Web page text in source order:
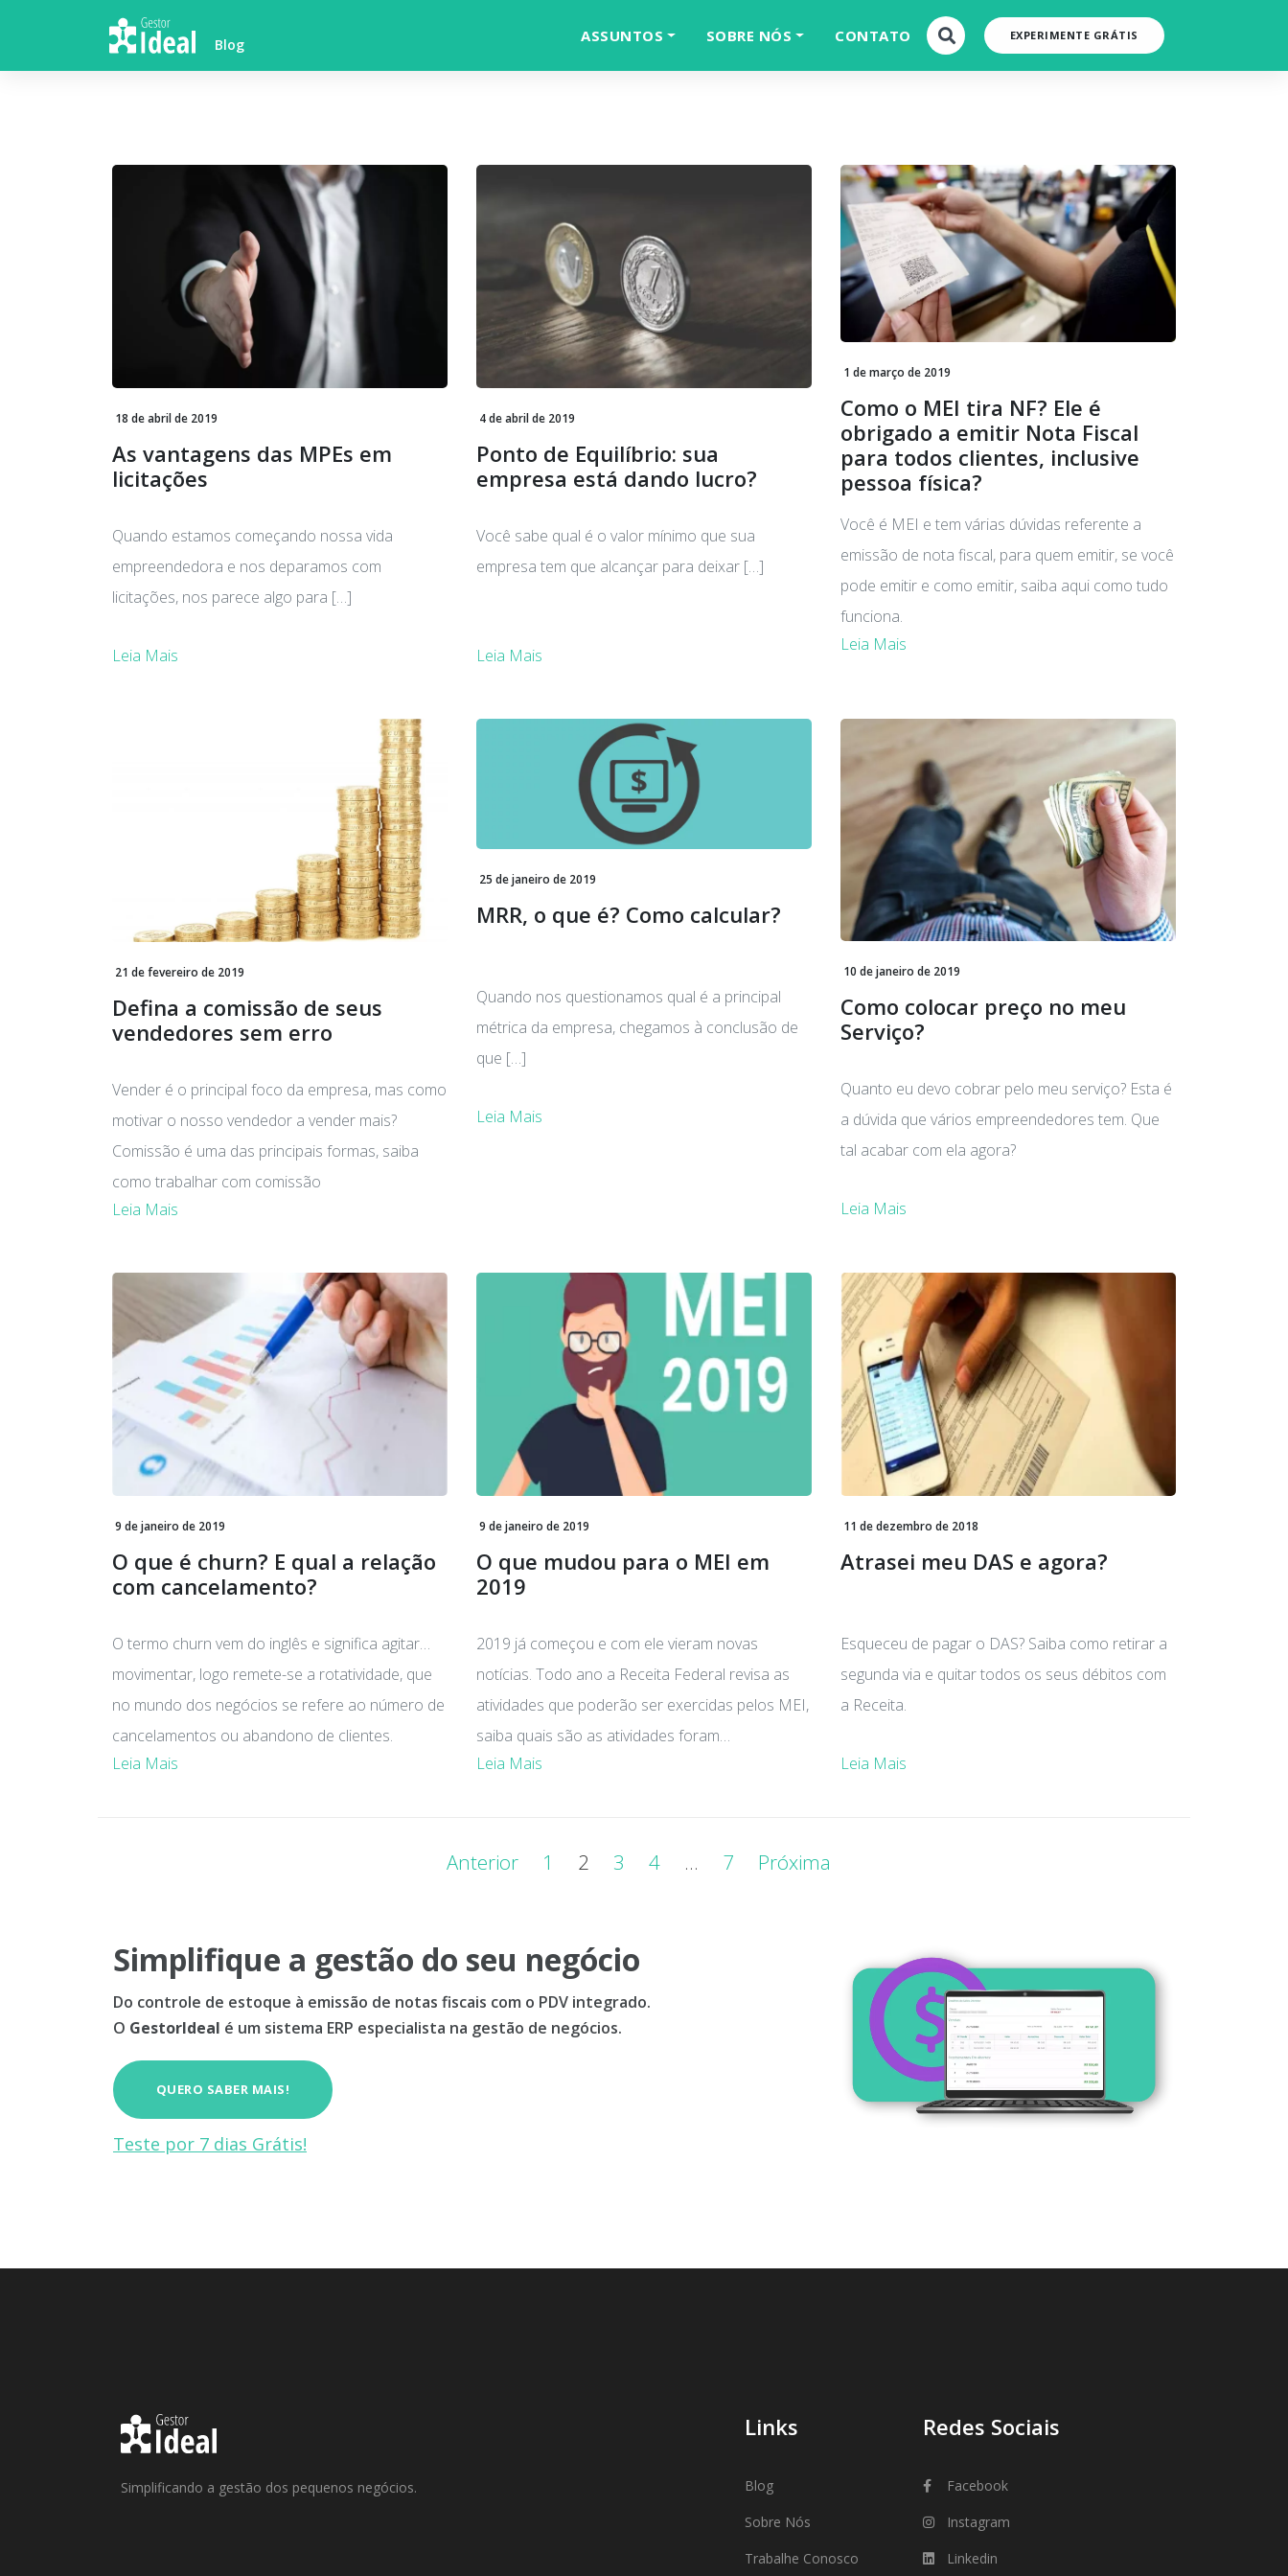
content
Blog ASSUNTOS SOBRE NÓS CONTATO EXPERIMENTE GRÁTIS
18 de abril de 2019
As vantagens das MPEs em
licitações
Quando estamos começando nossa vida
empreendedora e nos deparamos com
licitações, nos parece algo para […]
Leia Mais
4 de abril de 2019
Ponto de Equilíbrio: sua
empresa está dando lucro?
Você sabe qual é o valor mínimo que sua
empresa tem que alcançar para deixar […]
Leia Mais
1 de março de 2019
Como o MEI tira NF? Ele é
obrigado a emitir Nota Fiscal
para todos clientes, inclusive
pessoa física?
Você é MEI e tem várias dúvidas referente a
emissão de nota fiscal, para quem emitir, se você
pode emitir e como emitir, saiba aqui como tudo
funciona.
Leia Mais
21 de fevereiro de 2019
Defina a comissão de seus
vendedores sem erro
Vender é o principal foco da empresa, mas como
motivar o nosso vendedor a vender mais?
Comissão é uma das principais formas, saiba
como trabalhar com comissão
Leia Mais
25 de janeiro de 2019
MRR, o que é? Como calcular?
Quando nos questionamos qual é a principal
métrica da empresa, chegamos à conclusão de
que […]
Leia Mais
10 de janeiro de 2019
Como colocar preço no meu
Serviço?
Quanto eu devo cobrar pelo meu serviço? Esta é
a dúvida que vários empreendedores tem. Que
tal acabar com ela agora?
Leia Mais
9 de janeiro de 2019
O que é churn? E qual a relação
com cancelamento?
O termo churn vem do inglês e significa agitar…
movimentar, logo remete-se a rotatividade, que
no mundo dos negócios se refere ao número de
cancelamentos ou abandono de clientes.
Leia Mais
9 de janeiro de 2019
O que mudou para o MEI em
2019
2019 já começou e com ele vieram novas
notícias. Todo ano a Receita Federal revisa as
atividades que poderão ser exercidas pelos MEI,
saiba quais são as atividades foram
enquadradas e que foram deixadas de fora em
Leia Mais
11 de dezembro de 2018
Atrasei meu DAS e agora?
Esqueceu de pagar o DAS? Saiba como retirar a
segunda via e quitar todos os seus débitos com
a Receita.
Leia Mais
posts
Anterior 1 2 3 4 … 7 Próxima
Simplifique a gestão do seu negócio
Do controle de estoque à emissão de notas fiscais com o PDV integrado.
O GestorIdeal é um sistema ERP especialista na gestão de negócios.
QUERO SABER MAIS!
Teste por 7 dias Grátis!
Simplificando a gestão dos pequenos negócios.
Links
Blog
Sobre Nós
Trabalhe Conosco
Redes Sociais
Facebook
Instagram
Linkedin